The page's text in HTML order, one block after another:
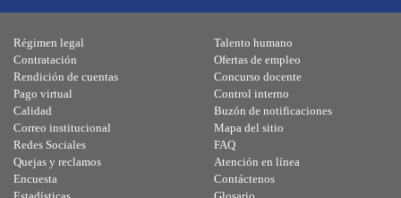
Régimen legal
Contratación
Rendición de cuentas
Pago virtual
Calidad
Talento humano
Ofertas de empleo
Concurso docente
Control interno
Buzón de notificaciones
Correo institucional
Redes Sociales
Quejas y reclamos
Encuesta
Mapa del sitio
FAQ
Atención en línea
Contáctenos